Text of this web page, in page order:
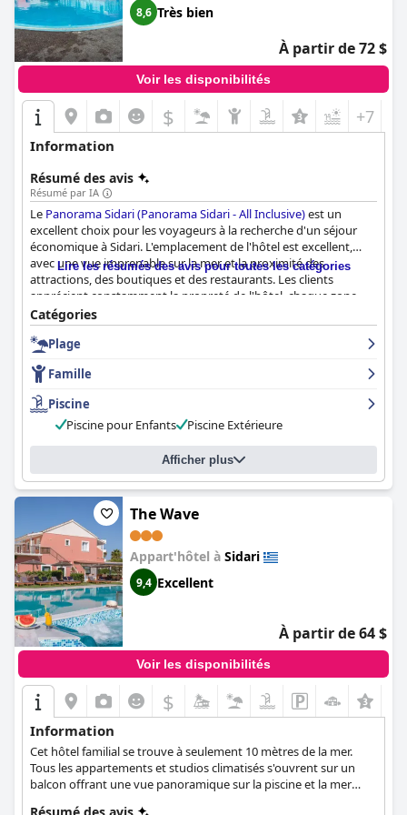
8,6 Très bien
À partir de 72 $
Voir les disponibilités
$ +7
Information
Résumé des avis
Résumé par IA
Le Panorama Sidari (Panorama Sidari - All Inclusive)est un
excellent choix pour les voyageurs à la recherche d'un séjour
économique à Sidari. L'emplacement de l'hôtel est excellent,
avec une vue imprenable sur la mer et la proximité des
attractions, des boutiques et des restaurants. Les clients
apprécient constamment la propreté de l'hôtel, chaque zone,
des chambres à la piscine, étant nettoyée régulièrement. Le
petit-déjeuner et le dîner auPanorama Sidari (Panorama Sidari -
All Inclusive)
sélection de plats diversifiée et savoureuse. Le personnel est
exceptionnel, les clients le décrivant comme formidable, gentil,
amical et serviable. L'hôtel est également un endroit fantastique
pour les familles, avec d'excellentes activités pour les adultes et
les enfants. Bien que certains clients aient eu des problèmes
avec les lits, d'autres les ont trouvés parfaitement acceptables.
Panorama Sidari (Panorama Sidari - All
Inclusive)offre une option d'hébergement simple et propre
pour un séjour à Sidari avec un excellent rapport qualité-prix.
Lire les résumés des avis pour toutes les catégories
Catégories
Plage
Famille
Piscine
Piscine pour Enfants
Piscine Extérieure
Afficher plus
The Wave
Appart'hôtel à Sidari
9,4 Excellent
À partir de 64 $
Voir les disponibilités
$
Information
Cet hôtel familial se trouve à seulement 10 mètres de la mer.
Tous les appartements et studios climatisés s'ouvrent sur un
balcon offrant une vue panoramique sur la piscine et la mer